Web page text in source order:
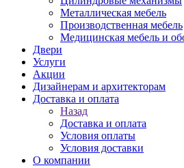
Металлическая мебель
Производственная мебель
Медицинская мебель и
Двери
Услуги
Акции
Дизайнерам и архитекторам
Доставка и оплата
Назад
Доставка и оплата
Условия оплаты
Условия доставки
О компании